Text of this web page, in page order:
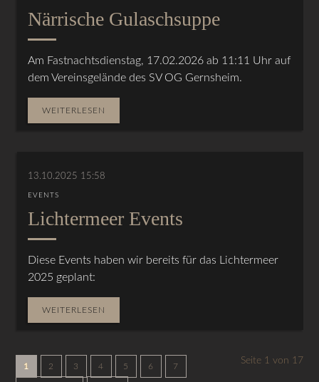
Närrische Gulaschsuppe
Am Fastnachtsdienstag, 17.02.2026 ab 11:11 Uhr auf
dem Vereinsgelände des SV OG Gernsheim.
WEITERLESEN
13.10.2025 15:58
EVENTS
Lichtermeer Events
Diese Events haben wir bereits für das Lichtermeer
2025 geplant:
WEITERLESEN
Seite 1 von 17
1 2 3 4 5 6 7